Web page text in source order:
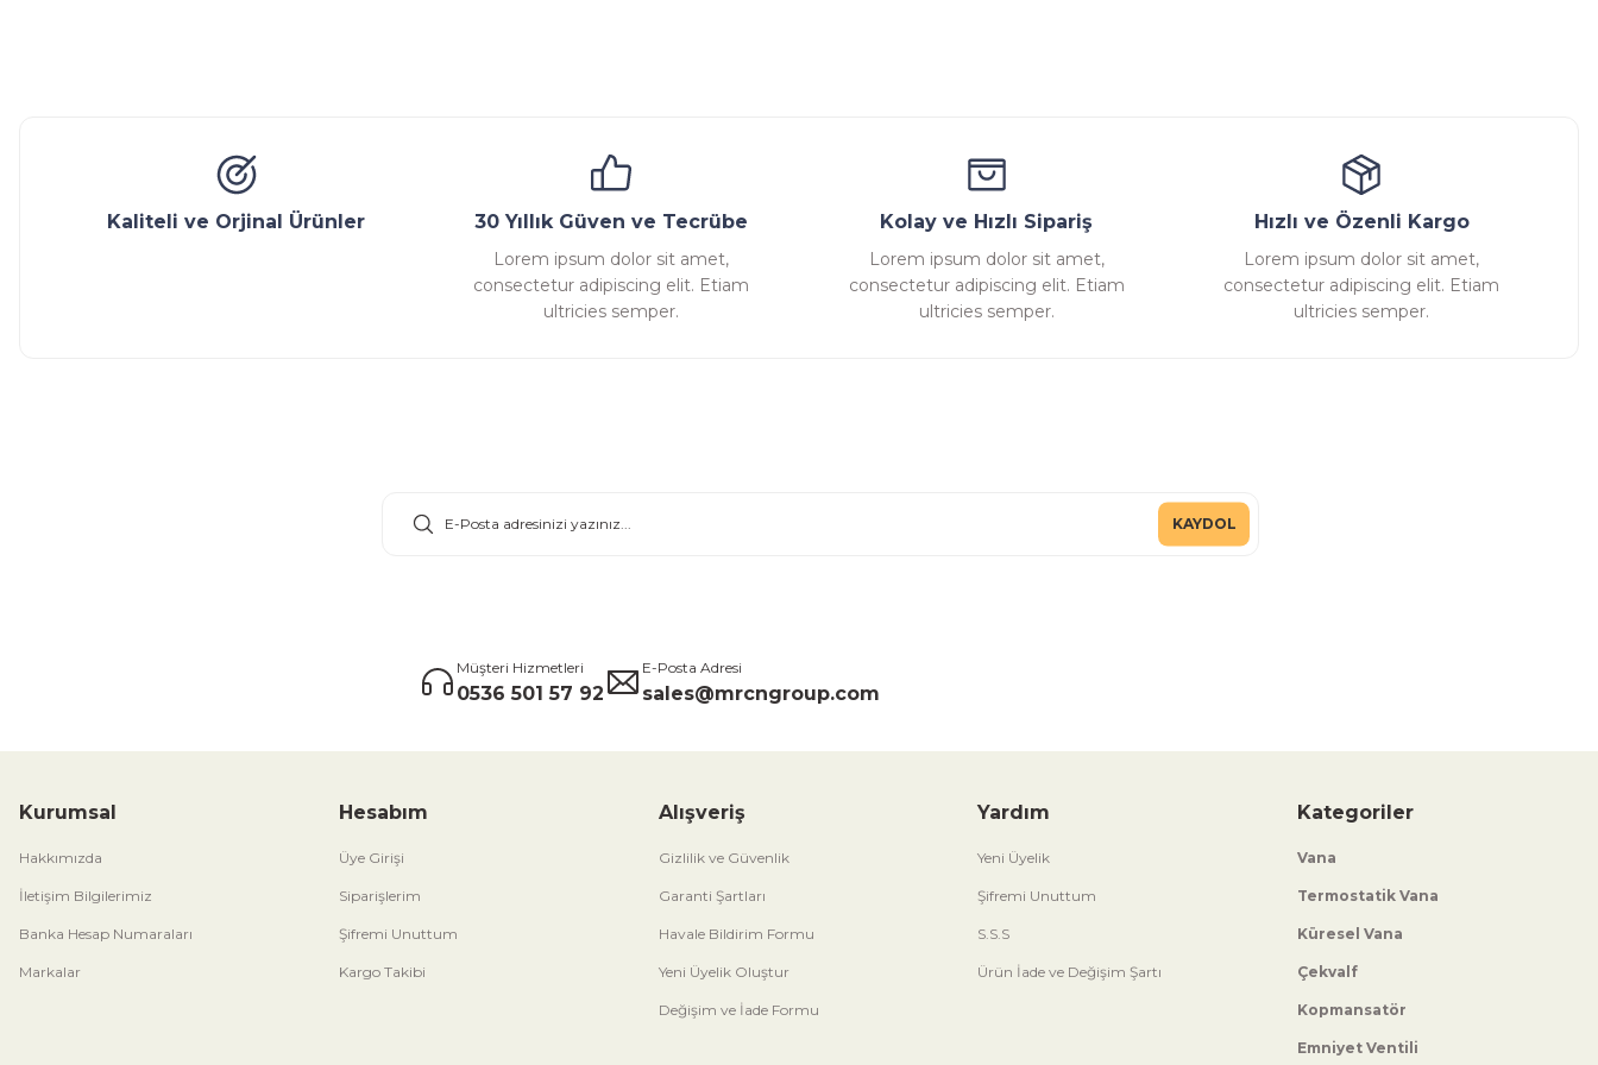
Kaliteli ve Orjinal Ürünler 30 Yıllık Güven ve Tecrübe
Lorem ipsum dolor sit amet,
consectetur adipiscing elit. Etiam
ultricies semper.
Kolay ve Hızlı Sipariş
Lorem ipsum dolor sit amet,
consectetur adipiscing elit. Etiam
ultricies semper.
Hızlı ve Özenli Kargo
Lorem ipsum dolor sit amet,
consectetur adipiscing elit. Etiam
ultricies semper.
KAYDOL
Müşteri Hizmetleri
0536 501 57 92
E-Posta Adresi
sales@mrcngroup.com
Kurumsal
Hakkımızda
İletişim Bilgilerimiz
Banka Hesap Numaraları
Markalar
Hesabım
Üye Girişi
Siparişlerim
Şifremi Unuttum
Kargo Takibi
Alışveriş
Gizlilik ve Güvenlik
Garanti Şartları
Havale Bildirim Formu
Yeni Üyelik Oluştur
Değişim ve İade Formu
Yardım
Yeni Üyelik
Şifremi Unuttum
S.S.S
Ürün İade ve Değişim Şartı
Kategoriler
Vana
Termostatik Vana
Küresel Vana
Çekvalf
Kopmansatör
Emniyet Ventili